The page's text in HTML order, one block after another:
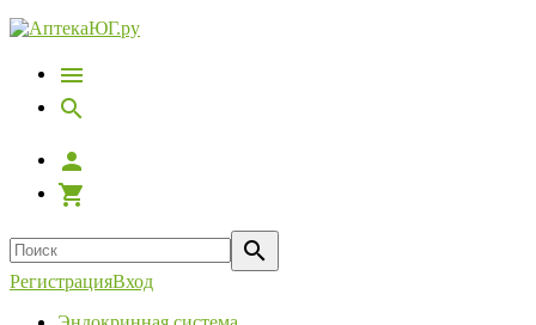
РегистрацияВход